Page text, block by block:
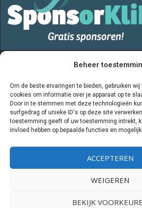
Beheer
Om de beste ervaringen te bieden, gebruiken
cookies om informatie over je apparaat op te
Door in te stemmen met deze technologieën
surfgedrag of unieke ID's op deze site
toestemming geeft of uw toestemming intrekt,
invloed hebben op bepaalde functies en
ACCEPTEREN
WEIGEREN
BEKIJK
De “Vrienden van” registratie verloopt via het
het aanmeldingsformulier. De door u
door de penningmeester van de stichting
beheerd en geregistreerd in een
van deze stichting hebben als enige partijen
gegevens. Als u aangeeftgeenVriend meer
gegevens gearchiveerd en zal er geen
opgenomen worden. Wij verstrekken nooit